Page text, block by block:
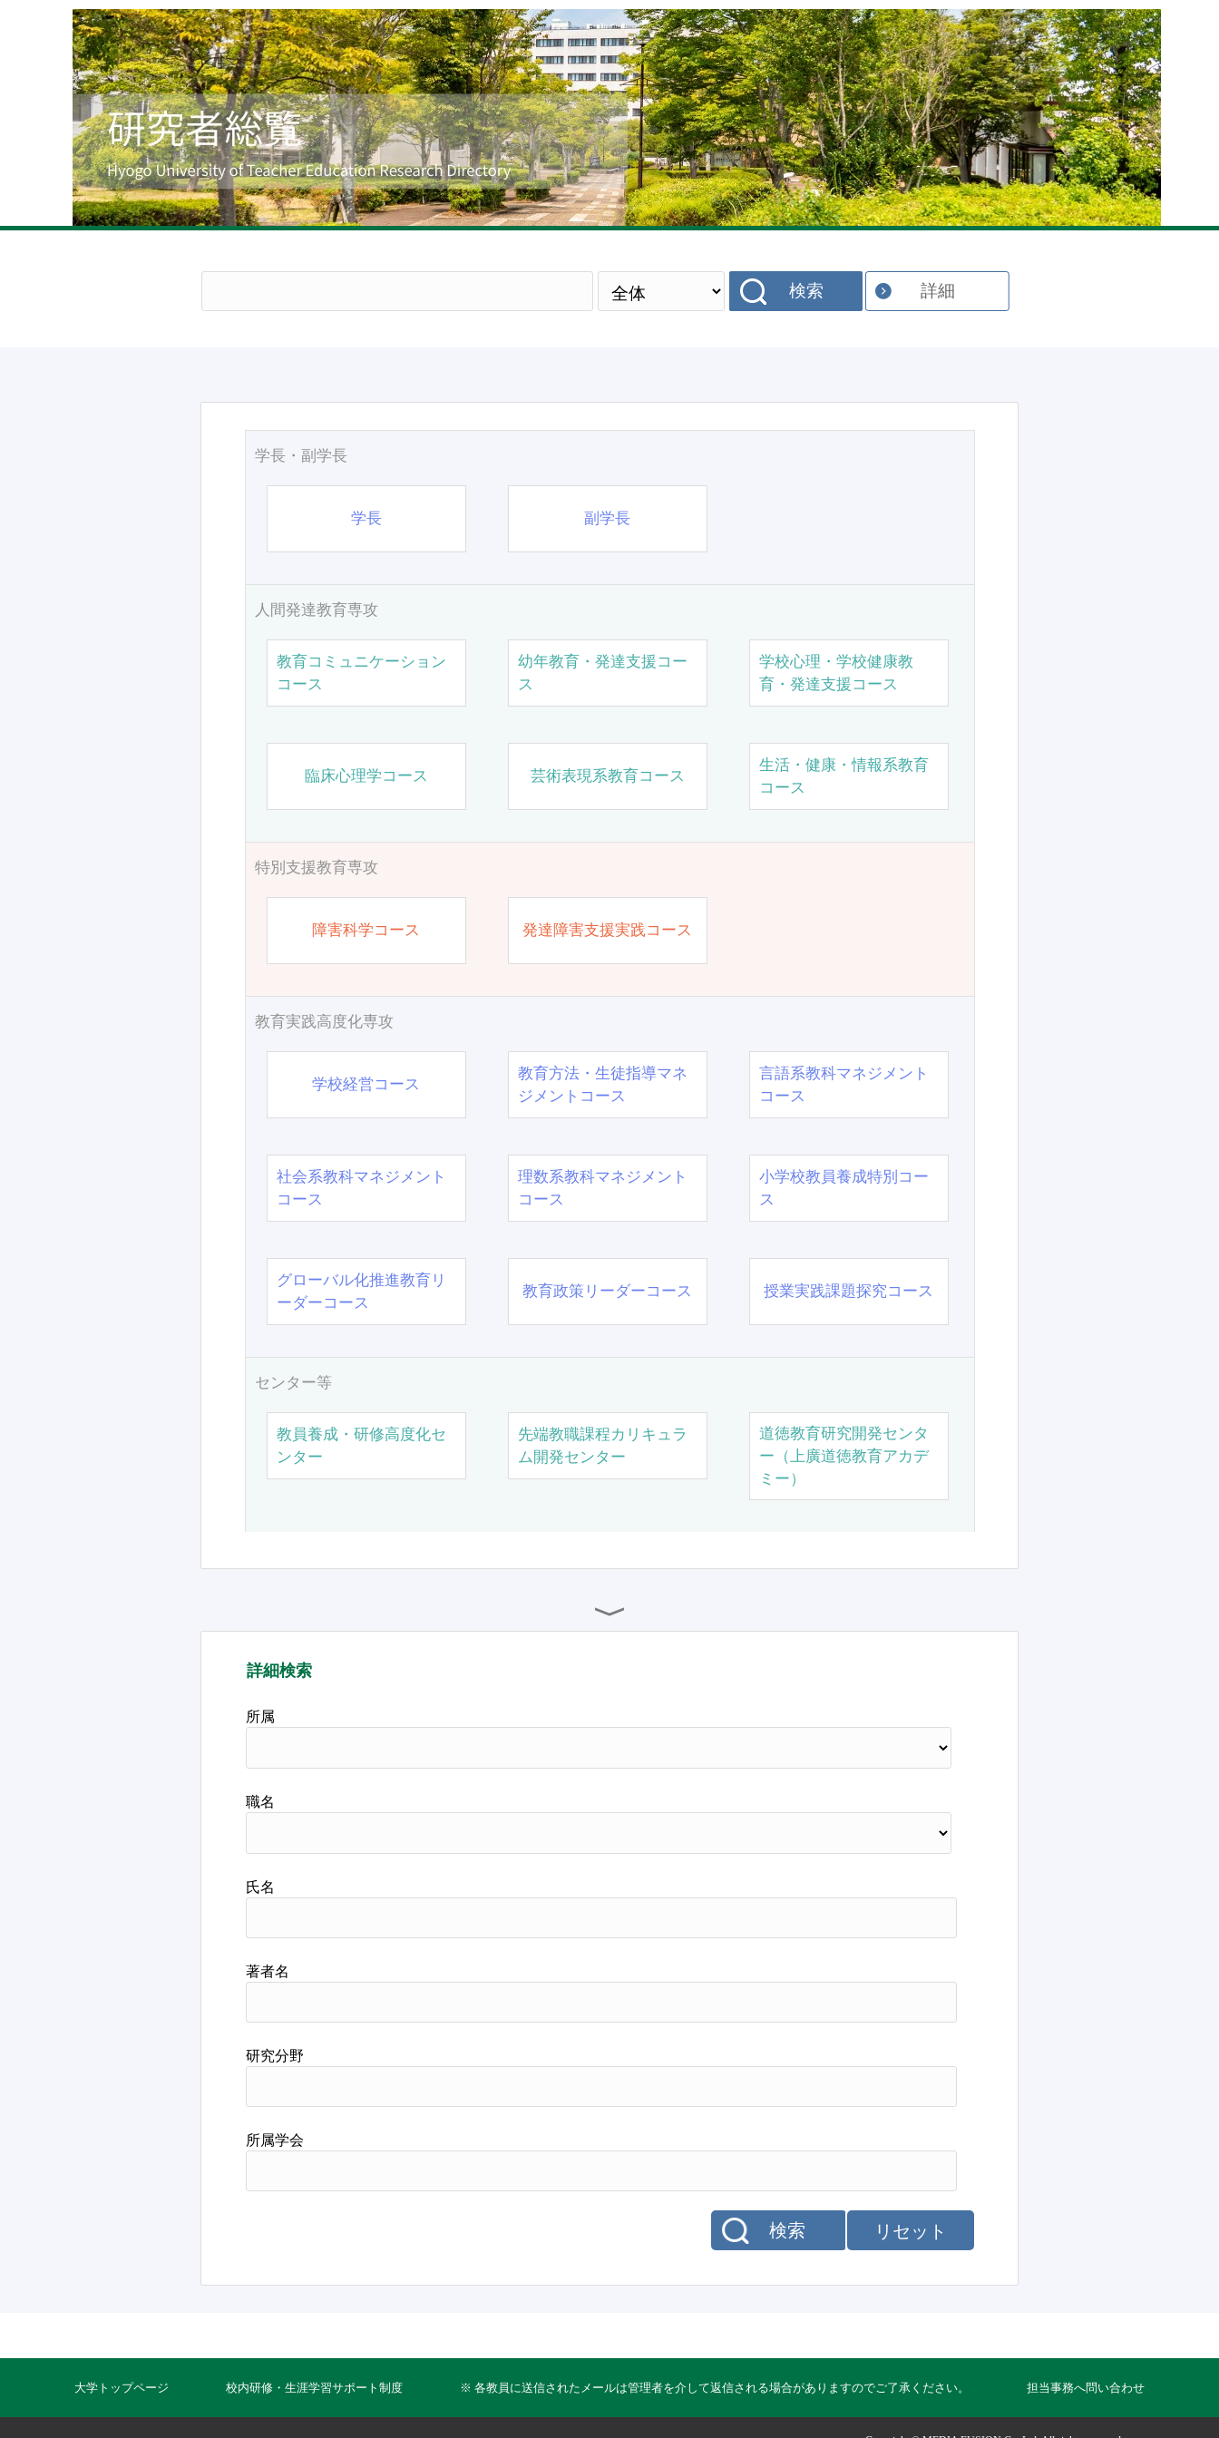
English
検索 詳細
学長・副学長
学長 副学長
人間発達教育専攻
教育コミュニケーション
コース
幼年教育・発達支援コー
ス
学校心理・学校健康教
育・発達支援コース
臨床心理学コース 芸術表現系教育コース
生活・健康・情報系教育
コース
特別支援教育専攻
障害科学コース 発達障害支援実践コース
教育実践高度化専攻
学校経営コース
教育方法・生徒指導マネ
ジメントコース
言語系教科マネジメント
コース
社会系教科マネジメント
コース
理数系教科マネジメント
コース
小学校教員養成特別コー
ス
グローバル化推進教育リ
ーダーコース
教育政策リーダーコース 授業実践課題探究コース
センター等
教員養成・研修高度化セ
ンター
先端教職課程カリキュラ
ム開発センター
道徳教育研究開発センタ
ー（上廣道徳教育アカデ
ミー）
詳細検索
所属
職名
氏名
著者名
研究分野
所属学会
リセット
検索
大学トップページ 校内研修・生涯学習サポート制度 ※ 各教員に送信されたメールは管理者を介して返信される場合がありますのでご了承ください。 担当事務へ問い合わせ